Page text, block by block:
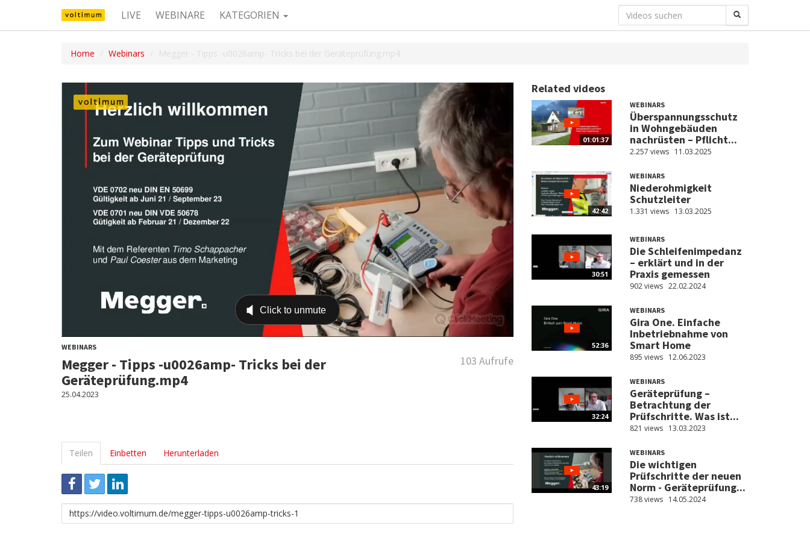
LIVE WEBINARE KATEGORIEN
Home Webinars Megger - Tipps -u0026amp- Tricks bei der Geräteprüfung.mp4
WEBINARS
Megger - Tipps -u0026amp- Tricks bei der
Geräteprüfung.mp4
103 Aufrufe
25.04.2023
Teilen Einbetten Herunterladen
Link
zum
Related videos
01:01:37
WEBINARS
Überspannungsschutz
in Wohngebäuden
nachrüsten – Pflicht...
2.257 views 11.03.2025
42:42
WEBINARS
Niederohmigkeit
Schutzleiter
1.331 views 13.03.2025
30:51
WEBINARS
Die Schleifenimpedanz
– erklärt und in der
Praxis gemessen
902 views 22.02.2024
52:36
WEBINARS
Gira One. Einfache
Inbetriebnahme von
Smart Home
895 views 12.06.2023
32:24
WEBINARS
Geräteprüfung –
Betrachtung der
Prüfschritte. Was ist...
821 views 13.03.2023
43:19
WEBINARS
Die wichtigen
Prüfschritte der neuen
Norm - Geräteprüfung...
738 views 14.05.2024